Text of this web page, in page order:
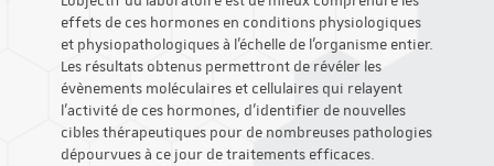
effets de ces hormones en conditions physiologiques
et physiopathologiques à l’échelle de l’organisme entier.
Les résultats obtenus permettront de révéler les
évènements moléculaires et cellulaires qui relayent
l’activité de ces hormones, d’identifier de nouvelles
cibles thérapeutiques pour de nombreuses pathologies
dépourvues à ce jour de traitements efficaces.